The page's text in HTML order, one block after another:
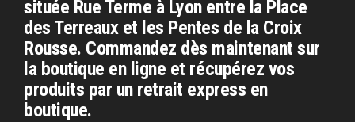
située Rue Terme à Lyon entre la Place
des Terreaux et les Pentes de la Croix
Rousse. Commandez dès maintenant sur
la boutique en ligne et récupérez vos
produits par un retrait express en
boutique.